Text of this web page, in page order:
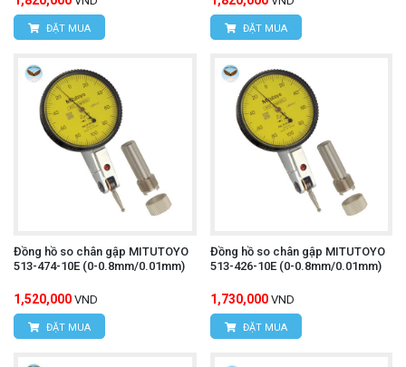
ĐẶT MUA ĐẶT MUA
Đồng hồ so chân gập MITUTOYO
513-474-10E (0-0.8mm/0.01mm)
1,520,000 VND
ĐẶT MUA
Đồng hồ so chân gập MITUTOYO
513-426-10E (0-0.8mm/0.01mm)
1,730,000 VND
ĐẶT MUA